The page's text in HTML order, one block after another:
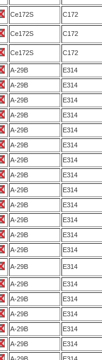
Ce172S C172
Ce172S C172
Ce172S C172
A-29B E314
A-29B E314
A-29B E314
A-29B E314
A-29B E314
A-29B E314
A-29B E314
A-29B E314
A-29B E314
A-29B E314
A-29B E314
A-29B E314
A-29B E314
A-29B E314
A-29B E314
A-29B E314
A-29B E314
A-29B E314
A-29B E314